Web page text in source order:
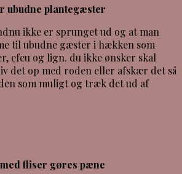
ubudne plantegæster
ikke er sprunget ud og at man
til ubudne gæster i hækken som
efeu og lign. du ikke ønsker skal
det op med roden eller afskær det så
som muligt og træk det ud af
fliser gøres pæne